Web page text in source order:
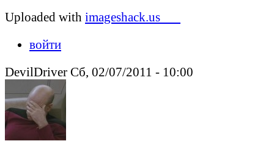
Uploaded with imageshack.us___
войти
DevilDriver Сб, 02/07/2011 - 10:00